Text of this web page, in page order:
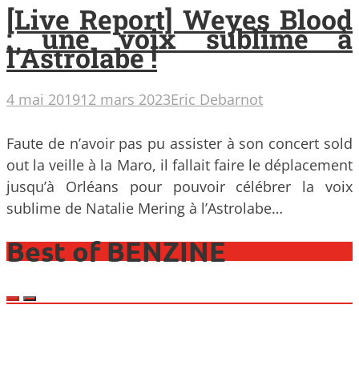
[Live Report] Weyes Blood
: une voix sublime à
l’Astrolabe !
4 mai 201912 mars 2023Eric Debarnot
Faute de n’avoir pas pu assister à son concert sold
out la veille à la Maro, il fallait faire le déplacement
jusqu’à Orléans pour pouvoir célébrer la voix
sublime de Natalie Mering à l’Astrolabe…
Best of BENZINE